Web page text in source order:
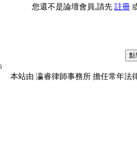
您還不是論壇會員,請先 註冊
本站由 瀛睿律師事務所 擔任常年法